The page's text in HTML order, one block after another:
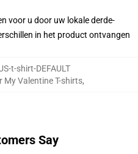
voor u door uw lokale derde-
in het product ontvangen
t-shirt-DEFAULT
My Valentine T-shirts,
Say